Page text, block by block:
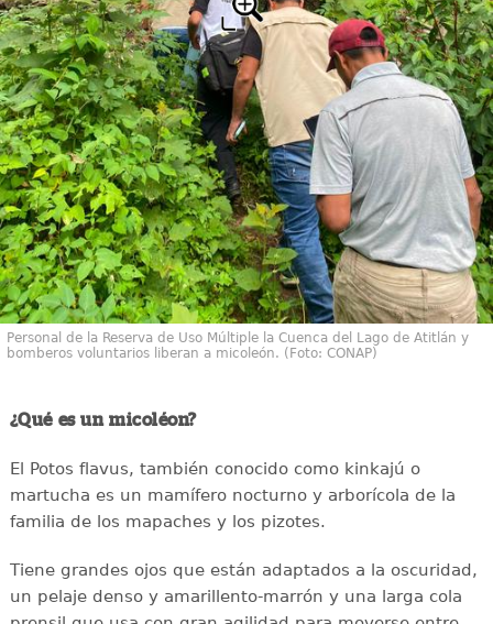
Personal de la Reserva de Uso Múltiple la Cuenca del Lago de Atitlán y
bomberos voluntarios liberan a micoleón. (Foto: CONAP)
¿Qué es un micoléon?
El Potos flavus, también conocido como kinkajú o
martucha es un mamífero nocturno y arborícola de la
familia de los mapaches y los pizotes.
Tiene grandes ojos que están adaptados a la oscuridad,
un pelaje denso y amarillento-marrón y una larga cola